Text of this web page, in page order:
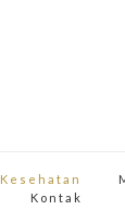
Kesehatan
Kontak